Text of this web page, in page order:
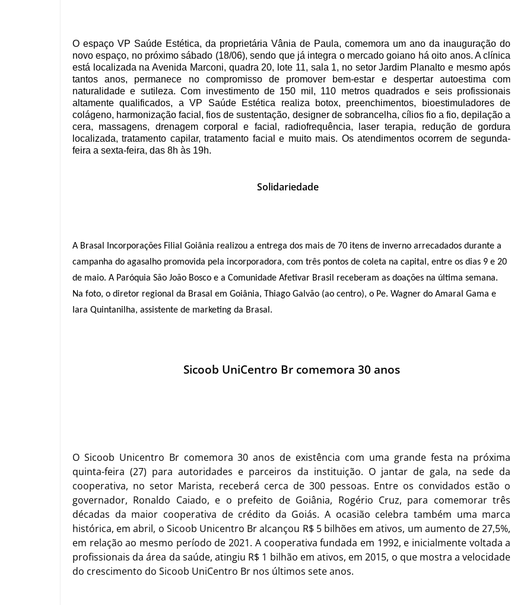
O espaço VP Saúde Estética, da proprietária Vânia de Paula, comemora um ano da inauguração do
novo espaço, no próximo sábado (18/06), sendo que já integra o mercado goiano há oito anos. A clínica
está localizada na Avenida Marconi, quadra 20, lote 11, sala 1, no setor Jardim Planalto e mesmo após
tantos anos, permanece no compromisso de promover bem-estar e despertar autoestima com
naturalidade e sutileza. Com investimento de 150 mil, 110 metros quadrados e seis profissionais
altamente qualificados, a VP Saúde Estética realiza botox, preenchimentos, bioestimuladores de
colágeno, harmonização facial, fios de sustentação, designer de sobrancelha, cílios fio a fio, depilação a
cera, massagens, drenagem corporal e facial, radiofrequência, laser terapia, redução de gordura
localizada, tratamento capilar, tratamento facial e muito mais. Os atendimentos ocorrem de segunda-
feira a sexta-feira, das 8h às 19h.
Solidariedade
A Brasal Incorporações Filial Goiânia realizou a entrega dos mais de 70 itens de inverno arrecadados durante a
campanha do agasalho promovida pela incorporadora, com três pontos de coleta na capital, entre os dias 9 e 20
de maio. A Paróquia São João Bosco e a Comunidade Afetivar Brasil receberam as doações na última semana.
Na foto, o diretor regional da Brasal em Goiânia, Thiago Galvão (ao centro), o Pe. Wagner do Amaral Gama e
Iara Quintanilha, assistente de marketing da Brasal.
Sicoob UniCentro Br comemora 30 anos
O Sicoob Unicentro Br comemora 30 anos de existência com uma grande festa na próxima
quinta-feira (27) para autoridades e parceiros da instituição. O jantar de gala, na sede da
cooperativa, no setor Marista, receberá cerca de 300 pessoas. Entre os convidados estão o
governador, Ronaldo Caiado, e o prefeito de Goiânia, Rogério Cruz, para comemorar três
décadas da maior cooperativa de crédito da Goiás. A ocasião celebra também uma marca
histórica, em abril, o Sicoob Unicentro Br alcançou R$ 5 bilhões em ativos, um aumento de 27,5%,
em relação ao mesmo período de 2021. A cooperativa fundada em 1992, e inicialmente voltada a
profissionais da área da saúde, atingiu R$ 1 bilhão em ativos, em 2015, o que mostra a velocidade
do crescimento do Sicoob UniCentro Br nos últimos sete anos.